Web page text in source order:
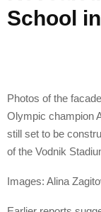
School
Photos of the
Olympic champion
still set to be
of the Vodnik
Images: Alina